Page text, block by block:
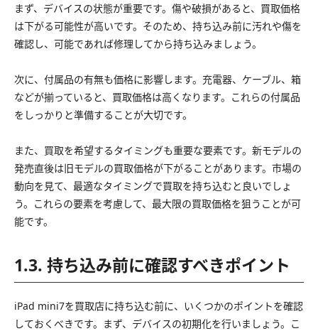
まず、デバイスの状態が重要です。傷や破損があると、買取価格
は下がる可能性が高いです。そのため、持ち込み前に汚れや傷を
確認し、可能であれば修理してから持ち込みましょう。
次に、付属品の有無も価格に影響します。充電器、ケーブル、箱
などが揃っていると、買取価格は高くなります。これらの付属品
をしっかりと準備することが大切です。
また、買取を希望するタイミングも重要な要素です。新モデルの
発売直後は旧モデルの買取価格が下がることがあります。市場の
動向を見て、最適なタイミングで買取を持ち込むと良いでしょ
う。これらの要素を考慮して、最大限の買取価格を狙うことが可
能です。
1.3. 持ち込み前に確認すべきポイント
iPad mini7を買取店に持ち込む前に、いくつかのポイントを確認
しておくべきです。まず、デバイスの初期化を行いましょう。こ